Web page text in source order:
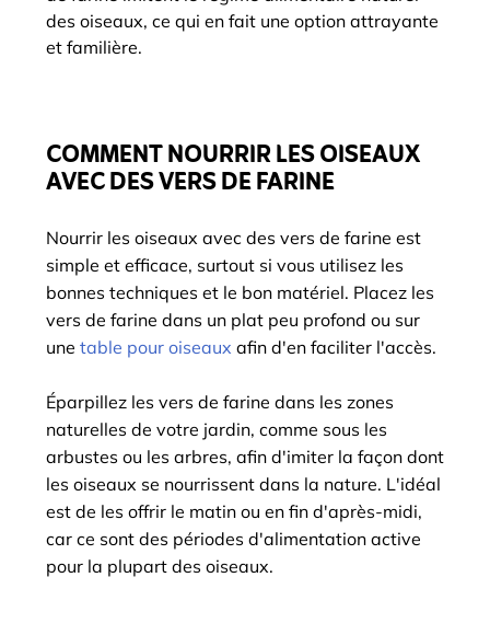
des oiseaux, ce qui en fait une option attrayante
et familière.
COMMENT NOURRIR LES OISEAUX
AVEC DES VERS DE FARINE
Nourrir les oiseaux avec des vers de farine est
simple et efficace, surtout si vous utilisez les
bonnes techniques et le bon matériel. Placez les
vers de farine dans un plat peu profond ou sur
une table pour oiseaux afin d'en faciliter l'accès.
Éparpillez les vers de farine dans les zones
naturelles de votre jardin, comme sous les
arbustes ou les arbres, afin d'imiter la façon dont
les oiseaux se nourrissent dans la nature. L'idéal
est de les offrir le matin ou en fin d'après-midi,
car ce sont des périodes d'alimentation active
pour la plupart des oiseaux.